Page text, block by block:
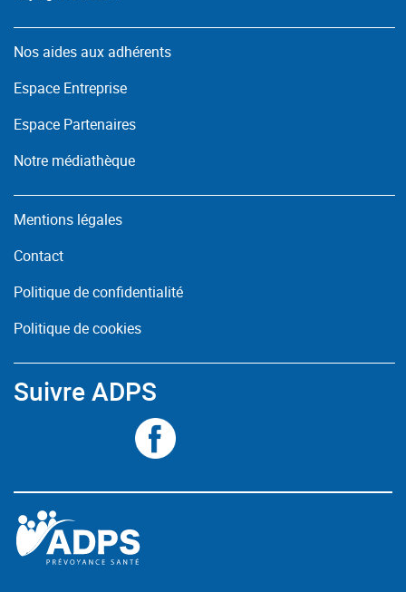
Nos aides aux adhérents
Espace Entreprise
Espace Partenaires
Notre médiathèque
Mentions légales
Contact
Politique de confidentialité
Politique de cookies
Suivre ADPS